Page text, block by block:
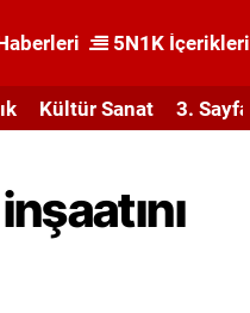
5N1K İçerikleri
Kültür Sanat 3. Sayfa